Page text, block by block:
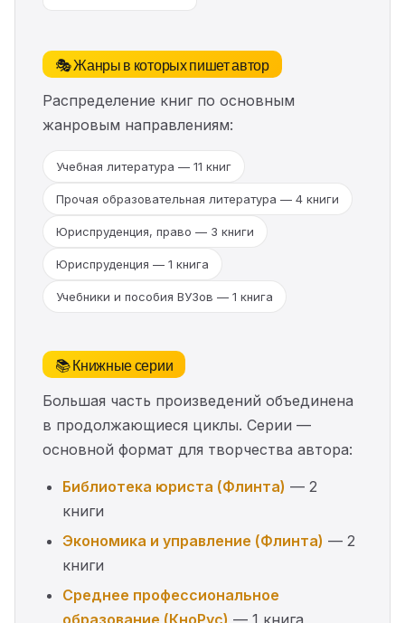
🎭 Жанры в которых пишет автор
Распределение книг по основным
жанровым направлениям:
Учебная литература — 11 книг
Прочая образовательная литература — 4 книги
Юриспруденция, право — 3 книги
Юриспруденция — 1 книга
Учебники и пособия ВУЗов — 1 книга
📚 Книжные серии
Большая часть произведений объединена
в продолжающиеся циклы. Серии —
основной формат для творчества автора:
Библиотека юриста (Флинта) — 2
книги
Экономика и управление (Флинта) — 2
книги
Среднее профессиональное
образование (КноРус) — 1 книга